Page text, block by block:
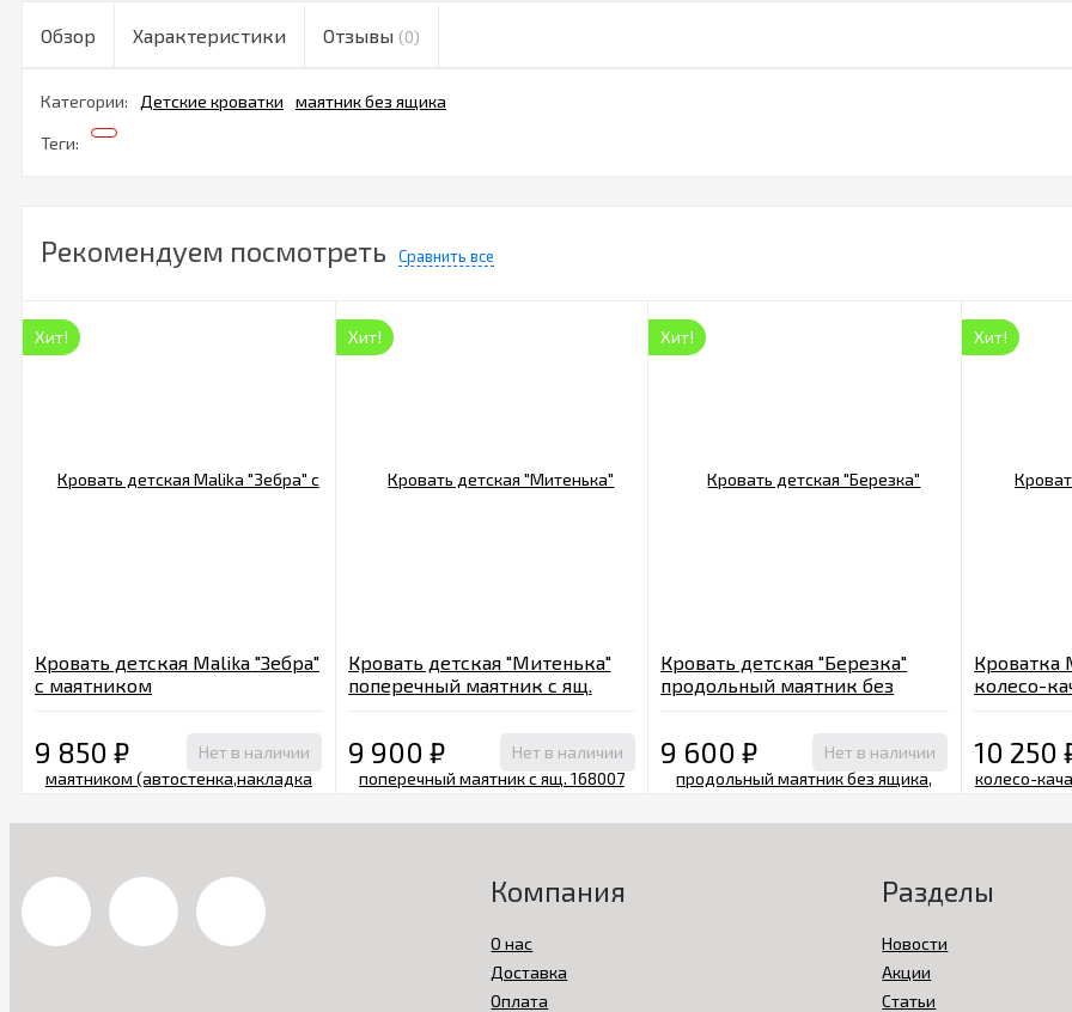
Обзор Характеристики Отзывы (0)
Категории: Детские кроватки маятник без ящика
Теги:
Рекомендуем посмотреть Сравнить все
Хит!
Кровать детская Malika "Зебра"
с маятником
9 850 ₽ Нет в наличии
Хит!
Кровать детская "Митенька"
поперечный маятник с ящ.
9 900 ₽ Нет в наличии
Хит!
Кровать детская "Березка"
продольный маятник без
9 600₽ Нет в наличии
Хит!
Кроватка
колесо-
10 250
Компания
О нас
Доставка
Оплата
Разделы
Новости
Акции
Статьи